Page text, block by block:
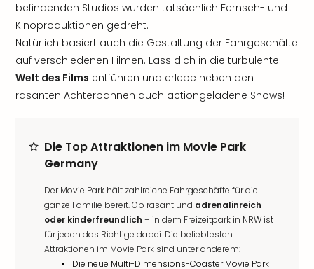
befindenden Studios wurden tatsächlich Fernseh- und
Kinoproduktionen gedreht.
Natürlich basiert auch die Gestaltung der Fahrgeschäfte
auf verschiedenen Filmen. Lass dich in die turbulente
Welt des Films entführen und erlebe neben den
rasanten Achterbahnen auch actiongeladene Shows!
Die Top Attraktionen im Movie Park
Germany
Der Movie Park hält zahlreiche Fahrgeschäfte für die
ganze Familie bereit. Ob rasant und adrenalinreich
oder kinderfreundlich – in dem Freizeitpark in NRW ist
für jeden das Richtige dabei. Die beliebtesten
Attraktionen im Movie Park sind unter anderem:
Die neue Multi-Dimensions-Coaster Movie Park